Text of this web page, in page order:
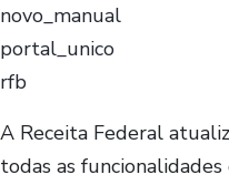
novo_manual
portal_unico
rfb
A Receita Federal
todas as